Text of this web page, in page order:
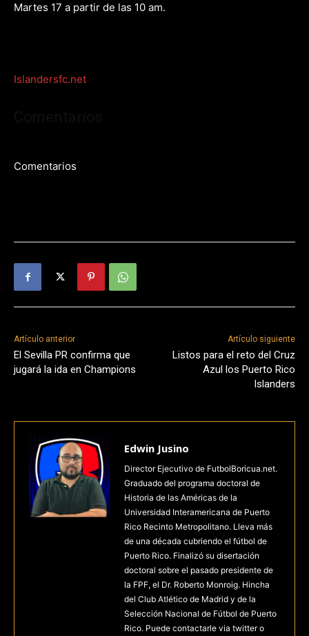
Martes 17 a partir de las 10 am.
Islandersfc.net
Comentarios
Artículo anterior
El Sevilla PR confirma que
jugará la ida en Champions
Artículo siguiente
Listos para el reto del Cruz
Azul los Puerto Rico
Islanders
Edwin Jusino
Director Ejecutivo de FutbolBoricua.net.
Graduado del programa doctoral de
Historia de las Américas de la
Universidad Interamericana de Puerto
Rico Recinto Metropolitano. Lleva más
de una década cubriendo el fútbol de
Puerto Rico. Finalizó su disertación
doctoral sobre el pasado presidente de
la FPF, el Dr. Roberto Monroig. Hincha
del Club Atlético de Madrid y de la
Selección Nacional de Fútbol de Puerto
Rico. Puede contactarle via twitter o